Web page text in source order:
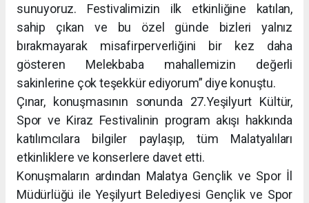
sunuyoruz. Festivalimizin ilk etkinliğine katılan,
sahip çıkan ve bu özel günde bizleri yalnız
bırakmayarak misafirperverliğini bir kez daha
gösteren Melekbaba mahallemizin değerli
sakinlerine çok teşekkür ediyorum” diye konuştu.
Çınar, konuşmasının sonunda 27.Yeşilyurt Kültür,
Spor ve Kiraz Festivalinin program akışı hakkında
katılımcılara bilgiler paylaşıp, tüm Malatyalıları
etkinliklere ve konserlere davet etti.
Konuşmaların ardından Malatya Gençlik ve Spor İl
Müdürlüğü ile Yeşilyurt Belediyesi Gençlik ve Spor